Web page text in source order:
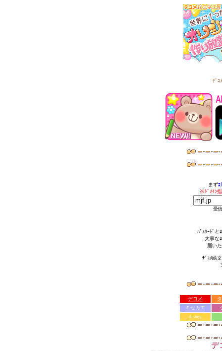
ﾃﾞｺ
まずｺ
※ﾄﾞﾒｲﾝ
受
ﾊﾟｽﾜｰﾄﾞと
大事な
届い
ﾃﾞｺﾒ絵
デコメ
キセカエ
disney
デ